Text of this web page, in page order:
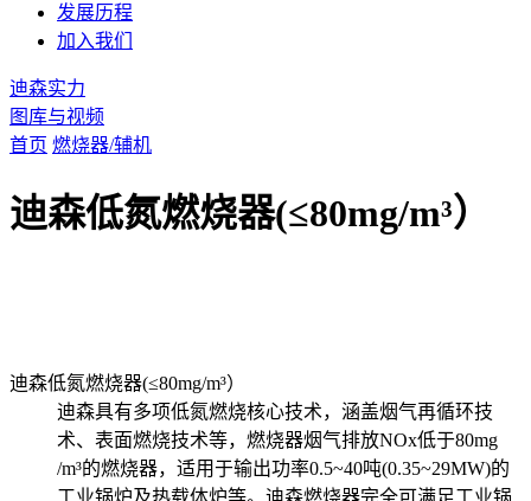
发展历程
加入我们
迪森实力
图库与视频
首页 燃烧器/辅机
迪森低氮燃烧器(≤80mg/m³）
迪森低氮燃烧器(≤80mg/m³）
迪森具有多项低氮燃烧核心技术，涵盖烟气再循环技
术、表面燃烧技术等，燃烧器烟气排放NOx低于80mg
/m³的燃烧器，适用于输出功率0.5~40吨(0.35~29MW)的
工业锅炉及热载体炉等。迪森燃烧器完全可满足工业锅